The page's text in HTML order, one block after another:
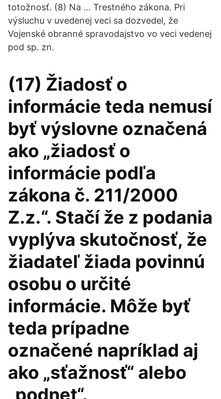
totožnosť. (8) Na … Trestného zákona. Pri
výsluchu v uvedenej veci sa dozvedel, že
Vojenské obranné spravodajstvo vo veci vedenej
pod sp. zn.
(17) Žiadosť o
informácie teda nemusí
byť výslovne označená
ako „žiadosť o
informácie podľa
zákona č. 211/2000
Z.z.“. Stačí že z podania
vyplýva skutočnosť, že
žiadateľ žiada povinnú
osobu o určité
informácie. Môže byť
teda prípadne
označené napríklad aj
ako „sťažnosť“ alebo
„podnet“.